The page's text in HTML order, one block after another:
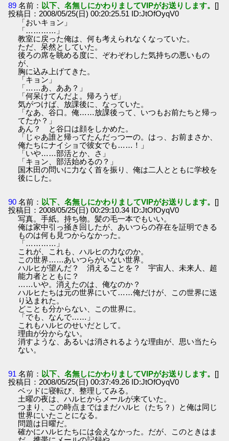
89 名前： 以下、名無しにかわりましてVIPがお送りします。 []
投稿日：2008/05/25(日) 00:20:25.51 ID:JtOfOyqV0
「おいキョン」
「…………」
教室に戻った俺は、何も考えられなくなっていた。
ただ、呆然としていた。
後ろの席を眺める度に、ぞわぞわした気持ちの悪いもの
が、
胸に込み上げてきた。
「キョン」
「……あ、ああ？」
「何呆けてんだよ。帰ろうぜ」
気がつけば、放課後に、なっていた。
「なあ、谷口。俺……放課後って、いつもお前たちと帰っ
てたか？」
あん？ と谷口は顔をしかめた。
「じゃあ誰と帰ってたんだっつーの。はっ、お前まさか、
俺たちにナイショで彼女でも……！」
「いや……部活とか、さ」
「キョン、部活始めるの？」
国木田の問いに力なく首を振り、俺は二人とともに学校を
後にした。
90 名前： 以下、名無しにかわりましてVIPがお送りします。 []
投稿日：2008/05/25(日) 00:29:10.34 ID:JtOfOyqV0
写真。手紙。持ち物。髪の毛一本でもいい。
俺は家中引っ掻き回したが、あいつらの存在を証明できる
ものは何も見つからなかった。
「…………」
これが、これも、ハルヒの力なのか。
この世界……あいつらがいない世界。
ハルヒが望んだ？ 消えることを？ 宇宙人、未来人、超
能力者とともに？
……いや。消えたのは、俺なのか？
ハルヒたちは元の世界にいて……俺だけが、この世界に送
り込まれた。
どことも分からない、この世界に。
「でも、なんで……」
これもハルヒのせいだとして。
理由が分からない。
消すような、あるいは消されるような理由が、思い当たら
ない。
91 名前： 以下、名無しにかわりましてVIPがお送りします。 []
投稿日：2008/05/25(日) 00:37:49.26 ID:JtOfOyqV0
ベッドに寝転び、整理してみる。
土曜の夜は、ハルヒからメールが来ていた。
つまり、この時点まではまだハルヒ（たち？）と俺は同じ
世界にいたことになる。
問題は日曜だ。
確かにハルヒたちには会えなかった。だが、このときはま